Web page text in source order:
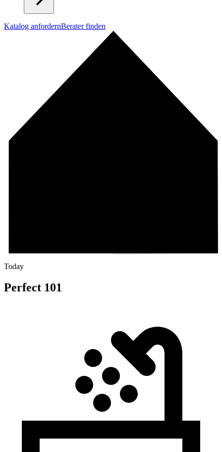
Katalog anfordernBerater finden
Today
Perfect 101